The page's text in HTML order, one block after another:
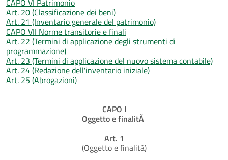
Art. 20 (Classificazione dei beni)
Art. 21 (Inventario generale del patrimonio)
CAPO VII Norme transitorie e finali
Art. 22 (Termini di applicazione degli strumenti di
programmazione)
Art. 23 (Termini di applicazione del nuovo sistema contabile)
Art. 24 (Redazione dell'inventario iniziale)
Art. 25 (Abrogazioni)
CAPO I
Oggetto e finalitÃ
Art. 1
(Oggetto e finalità)